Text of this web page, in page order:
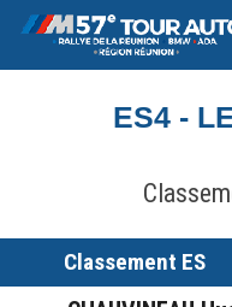
ES4 -
Classement ES